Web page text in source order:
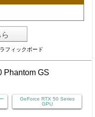
フィックボード
GeForce RTX 50 Series
GPU